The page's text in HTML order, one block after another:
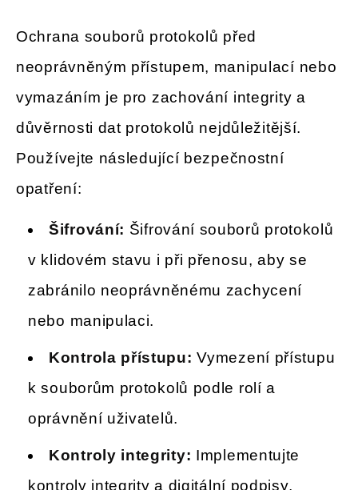
Ochrana souborů protokolů před
neoprávněným přístupem, manipulací nebo
vymazáním je pro zachování integrity a
důvěrnosti dat protokolů nejdůležitější.
Používejte následující bezpečnostní
opatření:
Šifrování: Šifrování souborů protokolů
v klidovém stavu i při přenosu, aby se
zabránilo neoprávněnému zachycení
nebo manipulaci.
Kontrola přístupu: Vymezení přístupu
k souborům protokolů podle rolí a
oprávnění uživatelů.
Kontroly integrity: Implementujte
kontroly integrity a digitální podpisy,